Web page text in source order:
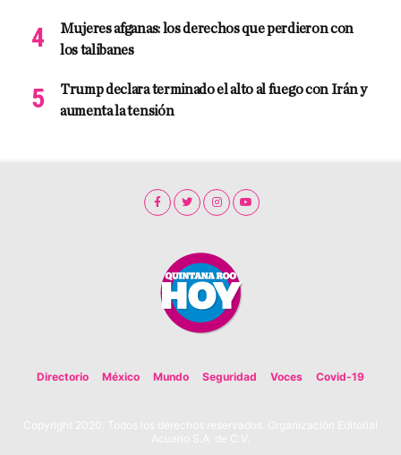
Mujeres afganas: los derechos que perdieron con
los talibanes
Trump declara terminado el alto al fuego con Irán y
aumenta la tensión
Directorio México Mundo Seguridad Voces Covid-19